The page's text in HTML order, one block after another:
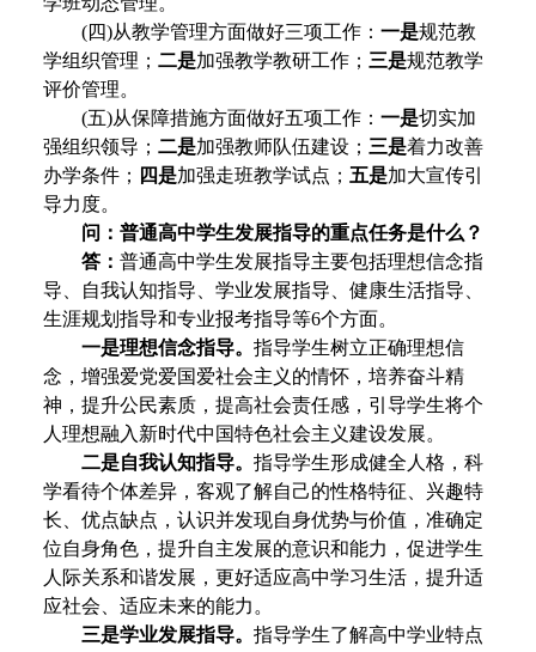
(四)从教学管理方面做好三项工作： 一是规范教
学组织管理； 二是加强教学教研工作； 三是规范教学
评价管理。
(五)从保障措施方面做好五项工作： 一是切实加
强组织领导； 二是加强教师队伍建设； 三是着力改善
办学条件； 四是加强走班教学试点； 五是加大宣传引
导力度。
问：普通高中学生发展指导的重点任务是什么？
答： 普通高中学生发展指导主要包括理想信念指
导、自我认知指导、学业发展指导、健康生活指导、
生涯规划指导和专业报考指导等6个方面。
一是理想信念指导。 指导学生树立正确理想信
念，增强爱党爱国爱社会主义的情怀，培养奋斗精
神，提升公民素质，提高社会责任感，引导学生将个
人理想融入新时代中国特色社会主义建设发展。
二是自我认知指导。 指导学生形成健全人格，科
学看待个体差异，客观了解自己的性格特征、兴趣特
长、优点缺点，认识并发现自身优势与价值，准确定
位自身角色，提升自主发展的意识和能力，促进学生
人际关系和谐发展，更好适应高中学习生活，提升适
应社会、适应未来的能力。
三是学业发展指导。 指导学生了解高中学业特点